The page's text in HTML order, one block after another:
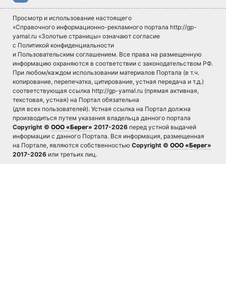
Просмотр и использование настоящего
«Справочного информационно-рекламного портала http://gp-
yamal.ru «Золотые страницы» означают согласие
с Политикой конфиденциальности
и Пользовательским соглашением. Все права на размещенную
информацию охраняются в соответствии с законодательством РФ.
При любом/каждом использовании материалов Портала (в т.ч.
копирование, перепечатка, цитирование, устная передача и т.д.)
соответствующая ссылка http://gp-yamal.ru (прямая активная,
текстовая, устная) на Портал обязательна
(для всех пользователей). Устная ссылка на Портал должна
производиться путем указания владельца данного портала
Copyright © ООО «Берег» 2017-2026 перед устной выдачей
информации с данного Портала. Вся информация, размещенная
на Портале, являются собственностью Copyright © ООО «Берег»
2017-2026 или третьих лиц.